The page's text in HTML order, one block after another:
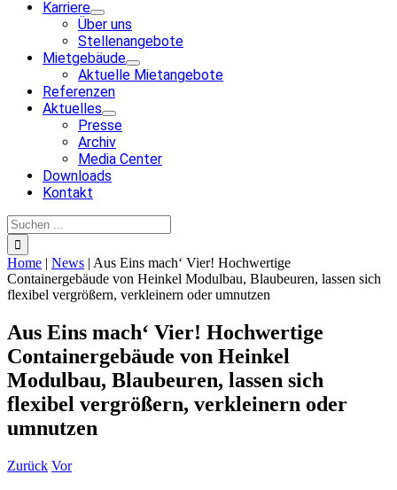
Karriere
Über uns
Stellenangebote
Mietgebäude
Aktuelle Mietangebote
Referenzen
Aktuelles
Presse
Archiv
Media Center
Downloads
Kontakt
Suche
nach:
Home | News | Aus Eins mach‘ Vier! Hochwertige
Containergebäude von Heinkel Modulbau, Blaubeuren, lassen sich
flexibel vergrößern, verkleinern oder umnutzen
Aus Eins mach‘ Vier! Hochwertige
Containergebäude von Heinkel
Modulbau, Blaubeuren, lassen sich
flexibel vergrößern, verkleinern oder
umnutzen
Zurück Vor